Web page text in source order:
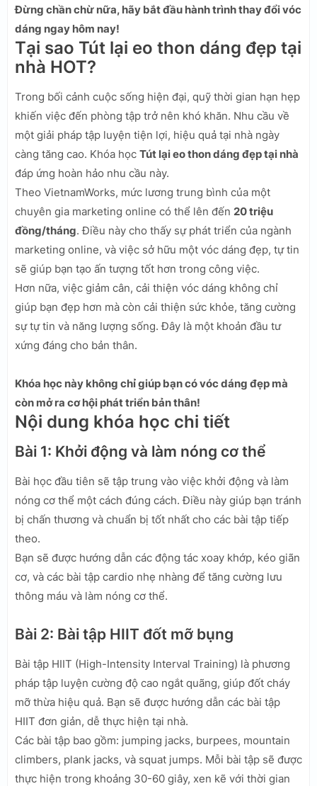
Đừng chần chừ nữa, hãy bắt đầu hành trình thay đổi vóc
dáng ngay hôm nay!
Tại sao Tút lại eo thon dáng đẹp tại
nhà HOT?
Trong bối cảnh cuộc sống hiện đại, quỹ thời gian hạn hẹp
khiến việc đến phòng tập trở nên khó khăn. Nhu cầu về
một giải pháp tập luyện tiện lợi, hiệu quả tại nhà ngày
càng tăng cao. Khóa học Tút lại eo thon dáng đẹp tại nhà
đáp ứng hoàn hảo nhu cầu này.
Theo VietnamWorks, mức lương trung bình của một
chuyên gia marketing online có thể lên đến 20 triệu
đồng/tháng. Điều này cho thấy sự phát triển của ngành
marketing online, và việc sở hữu một vóc dáng đẹp, tự tin
sẽ giúp bạn tạo ấn tượng tốt hơn trong công việc.
Hơn nữa, việc giảm cân, cải thiện vóc dáng không chỉ
giúp bạn đẹp hơn mà còn cải thiện sức khỏe, tăng cường
sự tự tin và năng lượng sống. Đây là một khoản đầu tư
xứng đáng cho bản thân.
Khóa học này không chỉ giúp bạn có vóc dáng đẹp mà
còn mở ra cơ hội phát triển bản thân!
Nội dung khóa học chi tiết
Bài 1: Khởi động và làm nóng cơ thể
Bài học đầu tiên sẽ tập trung vào việc khởi động và làm
nóng cơ thể một cách đúng cách. Điều này giúp bạn tránh
bị chấn thương và chuẩn bị tốt nhất cho các bài tập tiếp
theo.
Bạn sẽ được hướng dẫn các động tác xoay khớp, kéo giãn
cơ, và các bài tập cardio nhẹ nhàng để tăng cường lưu
thông máu và làm nóng cơ thể.
Bài 2: Bài tập HIIT đốt mỡ bụng
Bài tập HIIT (High-Intensity Interval Training) là phương
pháp tập luyện cường độ cao ngắt quãng, giúp đốt cháy
mỡ thừa hiệu quả. Bạn sẽ được hướng dẫn các bài tập
HIIT đơn giản, dễ thực hiện tại nhà.
Các bài tập bao gồm: jumping jacks, burpees, mountain
climbers, plank jacks, và squat jumps. Mỗi bài tập sẽ được
thực hiện trong khoảng 30-60 giây, xen kẽ với thời gian